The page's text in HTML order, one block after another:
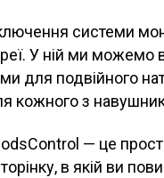
системи
У ній ми можемо
для подвійного
кожного з
— це
в якій ви